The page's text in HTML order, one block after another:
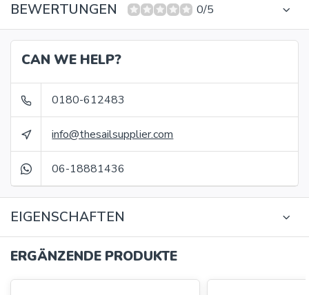
BEWERTUNGEN 0/5
CAN WE HELP?
0180-612483
info@thesailsupplier.com
06-18881436
EIGENSCHAFTEN
ERGÄNZENDE PRODUKTE